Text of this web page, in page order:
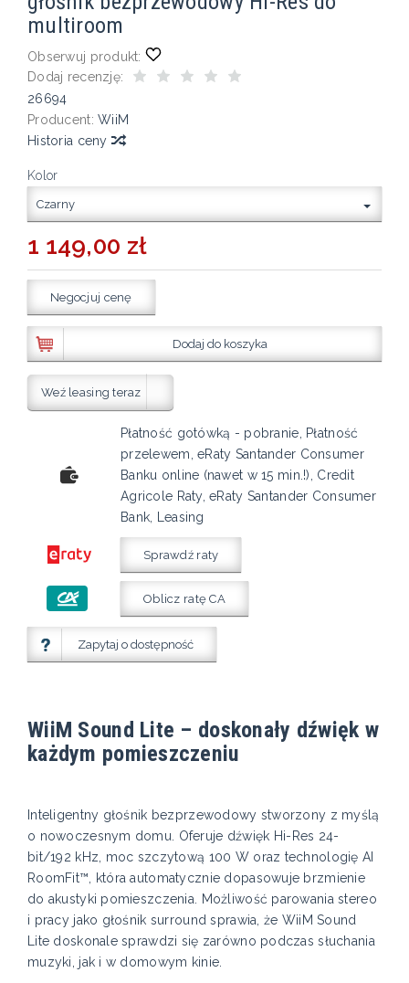
multiroom
Obserwuj produkt:
Dodaj recenzję:
26694
Producent: WiiM
Historia ceny
Kolor
Czarny
1 149,00 zł
Negocjuj cenę
Dodaj do koszyka
Weź leasing teraz
Płatność gotówką - pobranie, Płatność
przelewem, eRaty Santander Consumer
Banku online (nawet w 15 min.!), Credit
Agricole Raty, eRaty Santander Consumer
Bank, Leasing
Sprawdź raty
Oblicz ratę CA
Zapytaj o dostępność
WiiM Sound Lite – doskonały dźwięk w
każdym pomieszczeniu
Inteligentny głośnik bezprzewodowy stworzony z myślą
o nowoczesnym domu. Oferuje dźwięk Hi-Res 24-
bit/192 kHz, moc szczytową 100 W oraz technologię AI
RoomFit™, która automatycznie dopasowuje brzmienie
do akustyki pomieszczenia. Możliwość parowania stereo
i pracy jako głośnik surround sprawia, że WiiM Sound
Lite doskonale sprawdzi się zarówno podczas słuchania
muzyki, jak i w domowym kinie.